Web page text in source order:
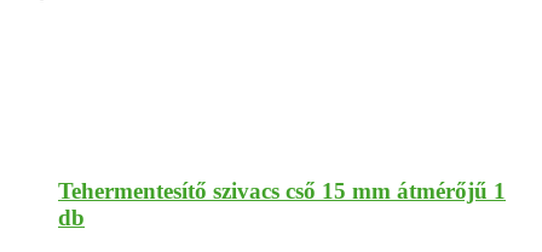
Tehermentesítő szivacs cső 15 mm átmérőjű 1
db